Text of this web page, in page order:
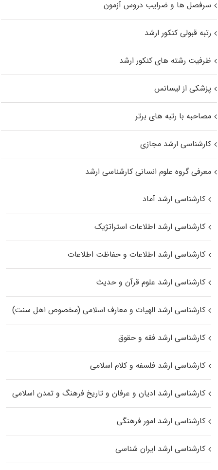
سرفصل ها و ضرایب دروس آزمون
رتبه قبولی کنکور ارشد
ظرفیت رشته های کنکور ارشد
پزشکی از لیسانس
مصاحبه با رتبه های برتر
کارشناسی ارشد مجازی
معرفی گروه علوم انسانی کارشناسی ارشد
کارشناسی ارشد آماد
کارشناسی ارشد اطلاعات استراتژیک
کارشناسی ارشد اطلاعات و حفاظت اطلاعات
کارشناسی ارشد علوم قرآن و حدیث
کارشناسی ارشد الهیات و معارف اسلامی (مخصوص اهل سنت)
کارشناسی ارشد فقه و حقوق
کارشناسی ارشد فلسفه و کلام اسلامی
کارشناسی ارشد ادیان و عرفان و تاریخ فرهنگ و تمدن اسلامی
کارشناسی ارشد امور فرهنگی
کارشناسی ارشد ایران شناسی